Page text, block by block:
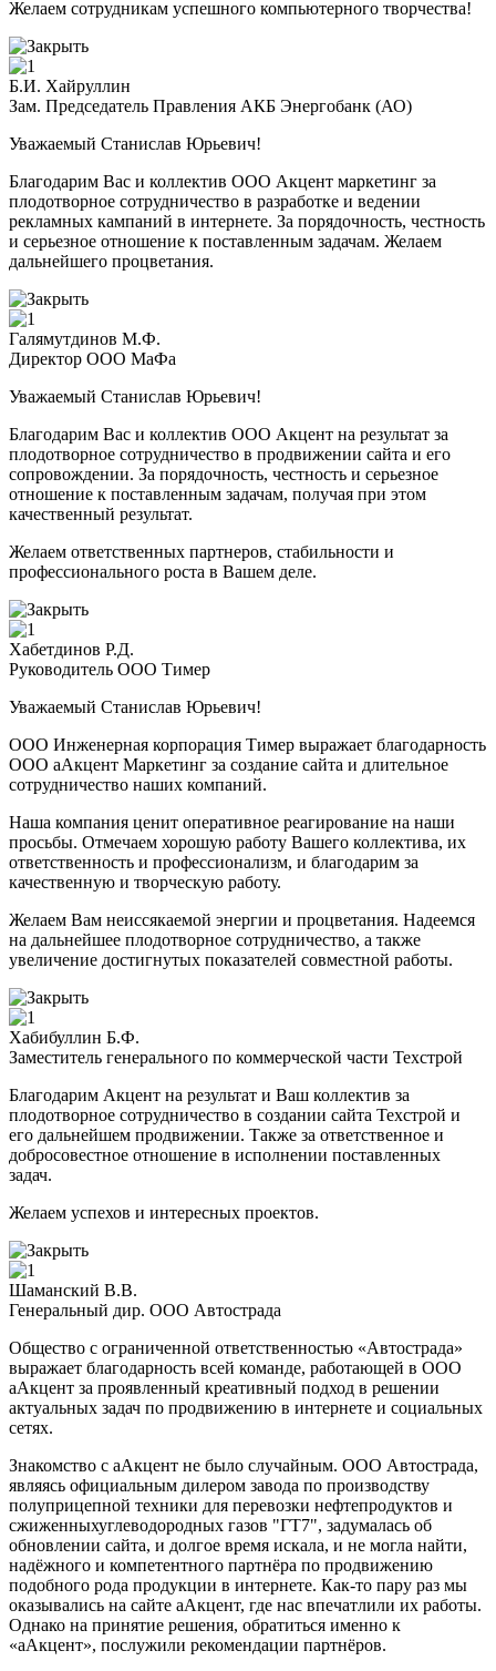
Желаем сотрудникам успешного компьютерного творчества!
Б.И. Хайруллин
Зам. Председатель Правления АКБ Энергобанк (АО)
Уважаемый Станислав Юрьевич!
Благодарим Вас и коллектив ООО Акцент маркетинг за
плодотворное сотрудничество в разработке и ведении
рекламных кампаний в интернете. За порядочность, честность
и серьезное отношение к поставленным задачам. Желаем
дальнейшего процветания.
Галямутдинов М.Ф.
Директор ООО МаФа
Уважаемый Станислав Юрьевич!
Благодарим Вас и коллектив ООО Акцент на результат за
плодотворное сотрудничество в продвижении сайта и его
сопровождении. За порядочность, честность и серьезное
отношение к поставленным задачам, получая при этом
качественный результат.
Желаем ответственных партнеров, стабильности и
профессионального роста в Вашем деле.
Хабетдинов Р.Д.
Руководитель ООО Тимер
Уважаемый Станислав Юрьевич!
ООО Инженерная корпорация Тимер выражает благодарность
ООО аАкцент Маркетинг за создание сайта и длительное
сотрудничество наших компаний.
Наша компания ценит оперативное реагирование на наши
просьбы. Отмечаем хорошую работу Вашего коллектива, их
ответственность и профессионализм, и благодарим за
качественную и творческую работу.
Желаем Вам неиссякаемой энергии и процветания. Надеемся
на дальнейшее плодотворное сотрудничество, а также
увеличение достигнутых показателей совместной работы.
Хабибуллин Б.Ф.
Заместитель генерального по коммерческой части Техстрой
Благодарим Акцент на результат и Ваш коллектив за
плодотворное сотрудничество в создании сайта Техстрой и
его дальнейшем продвижении. Также за ответственное и
добросовестное отношение в исполнении поставленных
задач.
Желаем успехов и интересных проектов.
Шаманский В.В.
Генеральный дир. ООО Автострада
Общество с ограниченной ответственностью «Автострада»
выражает благодарность всей команде, работающей в ООО
аАкцент за проявленный креативный подход в решении
актуальных задач по продвижению в интернете и социальных
сетях.
Знакомство с аАкцент не было случайным. ООО Автострада,
являясь официальным дилером завода по производству
полуприцепной техники для перевозки нефтепродуктов и
сжиженныхуглеводородных газов "ГТ7", задумалась об
обновлении сайта, и долгое время искала, и не могла найти,
надёжного и компетентного партнёра по продвижению
подобного рода продукции в интернете. Как-то пару раз мы
оказывались на сайте аАкцент, где нас впечатлили их работы.
Однако на принятие решения, обратиться именно к
«аАкцент», послужили рекомендации партнёров.